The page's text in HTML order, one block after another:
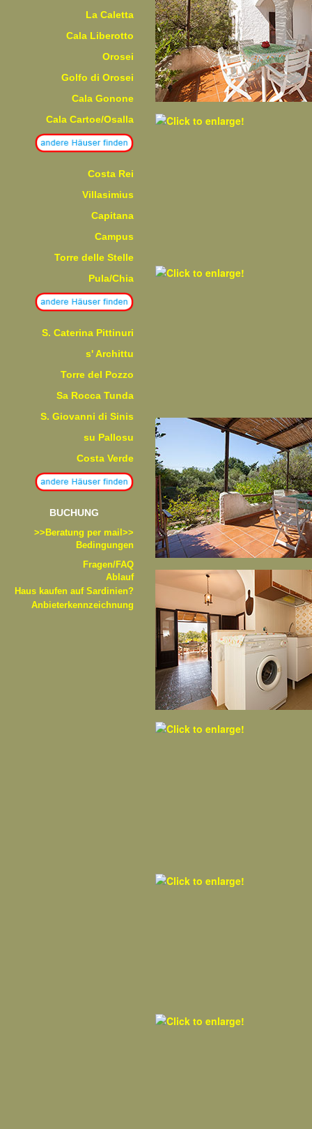
La Caletta
Cala Liberotto
Orosei
Golfo di Orosei
Cala Gonone
Cala Cartoe/Osalla
Costa Rei
Villasimius
Capitana
Campus
Torre delle Stelle
Pula/Chia
S. Caterina Pittinuri
s' Archittu
Torre del Pozzo
Sa Rocca Tunda
S. Giovanni di Sinis
su Pallosu
Costa Verde
BUCHUNG
>>Beratung per mail>>
Bedingungen
Fragen/FAQ
Ablauf
Haus kaufen auf Sardinien?
Anbieterkennzeichnung